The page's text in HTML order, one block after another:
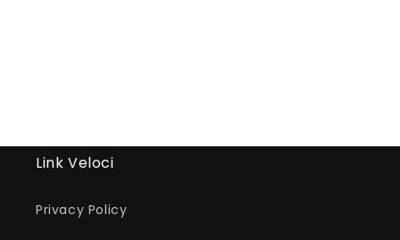
Link Veloci
Privacy Policy